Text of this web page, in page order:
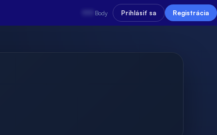
Body Prihlásiť sa Registrácia